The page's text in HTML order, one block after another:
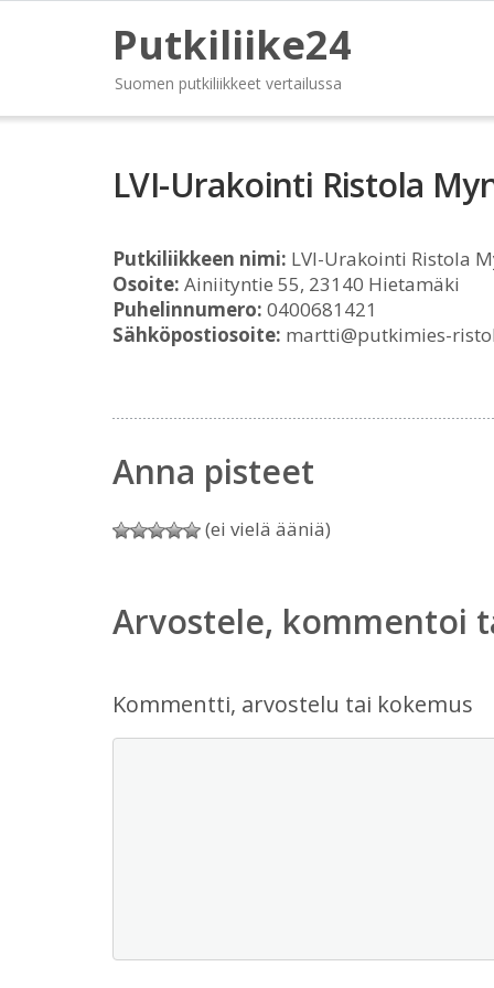
Putkiliike24
Suomen putkiliikkeet vertailussa
LVI-Urakointi Ristola
Putkiliikkeen nimi: LVI-Urakointi Ristola
Osoite: Ainiityntie 55, 23140 Hietamäki
Puhelinnumero: 0400681421
Sähköpostiosoite: martti@putkimies-
Anna pisteet
(ei vielä ääniä)
Arvostele, kommentoi
Kommentti, arvostelu tai kokemus